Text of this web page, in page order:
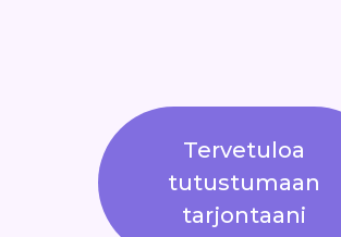
Tervetuloa
tutustumaan
tarjontaani